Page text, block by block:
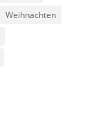
Weihnachten